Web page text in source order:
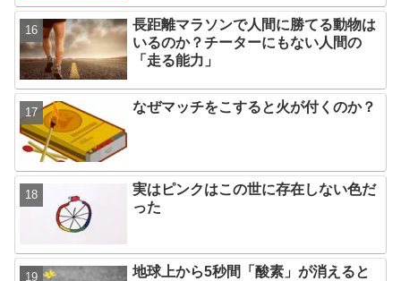
長距離マラソンで人間に勝てる動物は
いるのか？チーターにもない人間の
「走る能力」
なぜマッチをこすると火が付くのか？
実はピンクはこの世に存在しない色だ
った
地球上から5秒間「酸素」が消えると